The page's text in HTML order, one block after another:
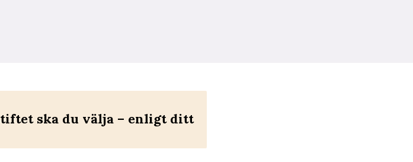
ska du välja – enligt ditt